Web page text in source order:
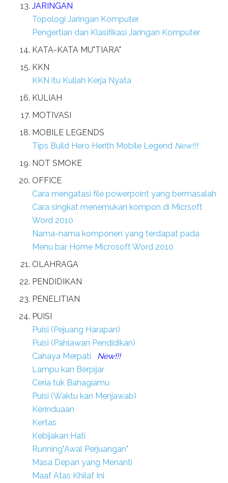
JARINGAN
Topologi Jaringan Komputer
Pengertian dan Klasifikasi Jaringan Komputer
KATA-KATA MU"TIARA"
KKN
KKN itu Kuliah Kerja Nyata
KULIAH
MOTIVASI
MOBILE LEGENDS
Tips Build Hero Herith Mobile Legend New!!!
NOT SMOKE
OFFICE
Cara mengatasi file powerpoint yang bermasalah
Cara singkat menemukan kompon di Micrsoft
Word 2010
Nama-nama komponen yang terdapat pada
Menu bar Home Microsoft Word 2010
OLAHRAGA
PENDIDIKAN
PENELITIAN
PUISI
Puisi (Pejuang Harapan)
Puisi (Pahlawan Pendidikan)
Cahaya Merpati New!!!
Lampu kan Berpijar
Ceria tuk Bahagiamu
Puisi (Waktu kan Menjawab)
Kerinduaan
Kertas
Kebijakan Hati
Running"Awal Perjuangan"
Masa Depan yang Menanti
Maaf Atas Khilaf Ini